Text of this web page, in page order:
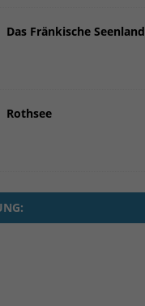
Das Fränkische Seenland
Rothsee
Medien